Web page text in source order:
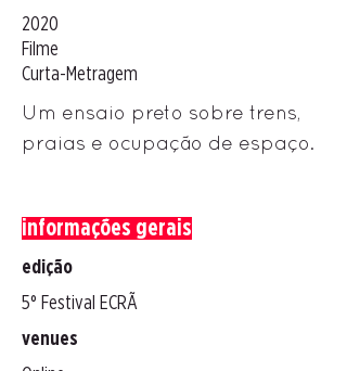
2020
Filme
Curta-Metragem
Um ensaio preto sobre trens,
praias e ocupação de espaço.
informações gerais
edição
5° Festival ECRÃ
venues